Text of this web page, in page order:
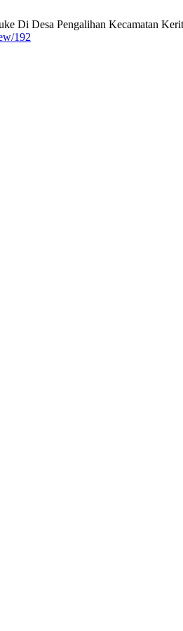
Di Desa Pengalihan Kecamatan
192